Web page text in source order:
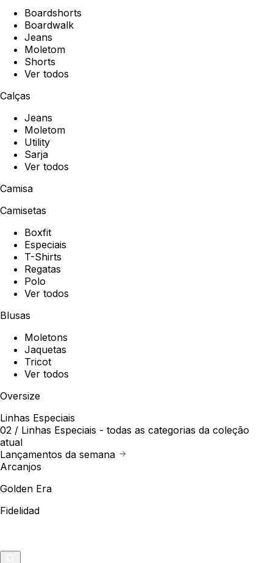
Boardshorts
Boardwalk
Jeans
Moletom
Shorts
Ver todos
Calças
Jeans
Moletom
Utility
Sarja
Ver todos
Camisa
Camisetas
Boxfit
Especiais
T-Shirts
Regatas
Polo
Ver todos
Blusas
Moletons
Jaquetas
Tricot
Ver todos
Oversize
Linhas Especiais
02 / Linhas Especiais - todas as categorias da coleção
atual
Lançamentos da semana
Arcanjos
Golden Era
Fidelidad